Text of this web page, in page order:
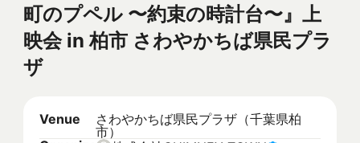
町のプペル 〜約束の時計台〜』上
映会 in 柏市 さわやかちば県民プラ
ザ
Venue
さわやかちば県民プラザ（千葉県柏
市）